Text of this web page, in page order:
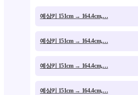
예상키 151cm → 164.4cm,…
예상키 151cm → 164.4cm,…
예상키 151cm → 164.4cm,…
예상키 151cm → 164.4cm,…